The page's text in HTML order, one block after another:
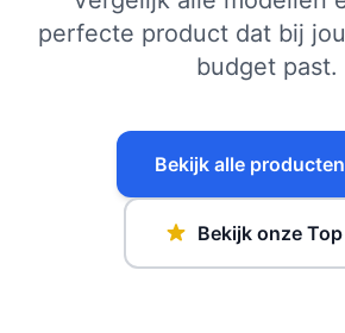
perfecte product dat bij
budget past.
Bekijk alle producten
Bekijk onze